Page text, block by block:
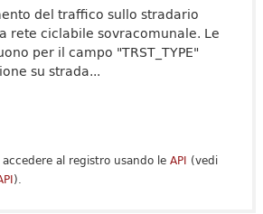
del traffico sullo stradario
rete ciclabile sovracomunale. Le
per il campo "TRST_TYPE"
su strada...
al registro usando le API (vedi
).